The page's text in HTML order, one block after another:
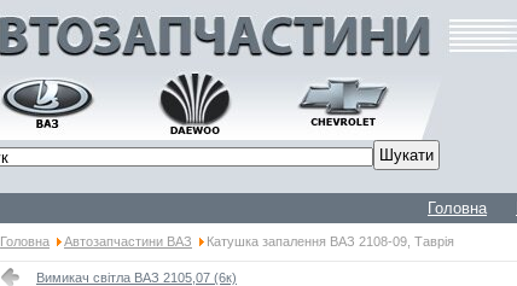
Головна
Головна Автозапчастини ВАЗ Катушка запалення ВАЗ 2108-09, Таврія
Вимикач світла ВАЗ 2105,07 (6к)